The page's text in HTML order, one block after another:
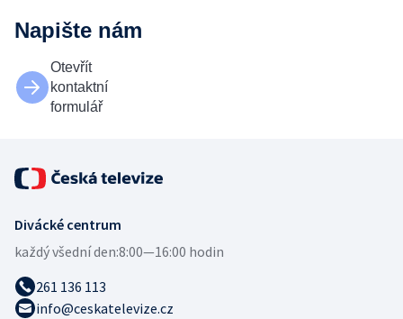
Napište nám
Otevřít
kontaktní
formulář
Divácké centrum
každý všední den:8:00—16:00 hodin
261 136 113
info@ceskatelevize.cz